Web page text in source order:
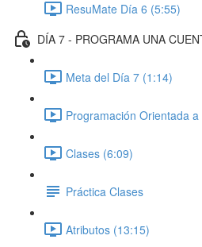
ResuMate Día 6 (5:55)
DÍA 7 - PROGRAMA UNA
Meta del Día 7 (1:14)
Programación Orientada
Clases (6:09)
Práctica Clases
Atributos (13:15)